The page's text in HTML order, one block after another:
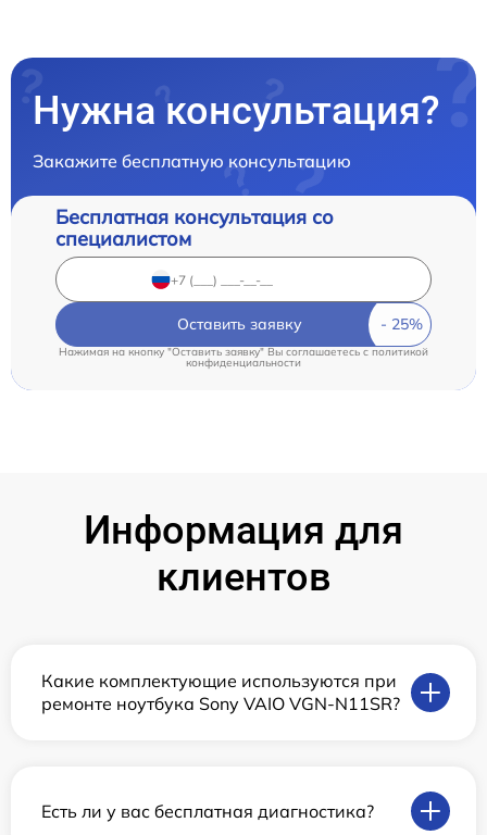
Нужна консультация?
Закажите бесплатную консультацию
Бесплатная консультация со
специалистом
Оставить заявку
Нажимая на кнопку "Оставить заявку" Вы соглашаетесь c политикой
конфиденциальности
Информация для
клиентов
Какие комплектующие используются при
ремонте ноутбука Sony VAIO VGN-N11SR?
Есть ли у вас бесплатная диагностика?